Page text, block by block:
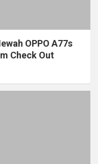
OPPO A77s
Check Out